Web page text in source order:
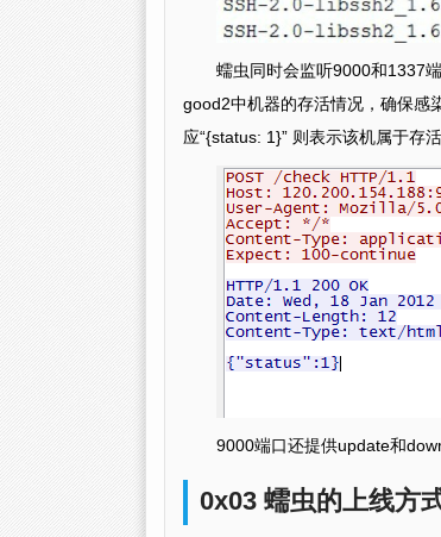
蠕虫同时会监听9000和1337
good2中机器的存活情况，确保感
应“{status: 1}” 则表示该机属于存
9000端口还提供update和
0x03 蠕虫的上线方